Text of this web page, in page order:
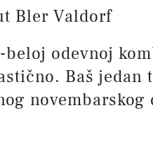
Bler Valdorf
beloj odevnoj
Baš jedan
novembarskog